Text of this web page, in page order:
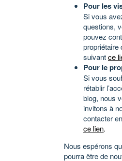
Pour les
Si vous
questions,
pouvez
propriétaire
suivantce
Pour le
Si vous
rétablir
blog, nous
invitons à
contacter
ce lien.
Nous espérons
pourra être de